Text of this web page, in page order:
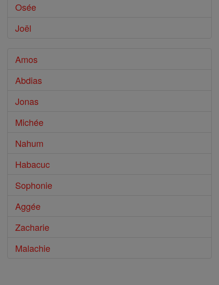
Osée
Joël
Amos
Abdias
Jonas
Michée
Nahum
Habacuc
Sophonie
Aggée
Zacharie
Malachie